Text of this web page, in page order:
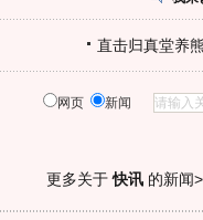
直击归真堂养
网页 新闻
更多关于快讯的新闻